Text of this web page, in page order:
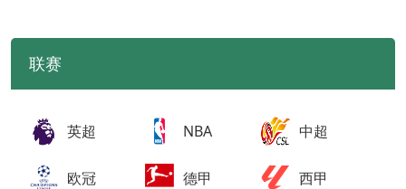
联赛
英超 NBA 中超
欧冠 德甲 西甲